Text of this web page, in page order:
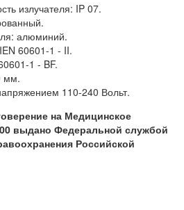
излучателя: IP 07.
алюминий.
60601-1 - II.
1 - BF.
мм.
110-240 Вольт.
на Медицинское
выдано Федеральной службой
Российской